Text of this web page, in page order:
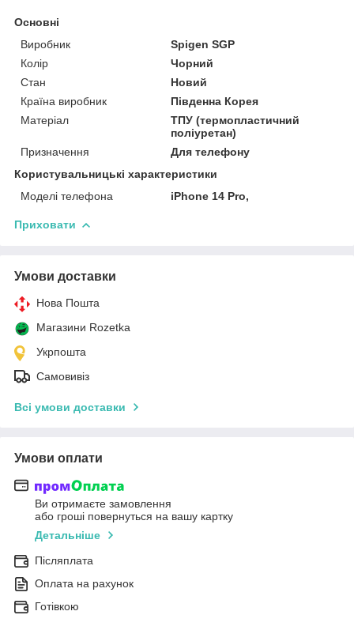
Основні
Виробник
Spigen SGP
Колір
Чорний
Стан
Новий
Країна виробник
Південна Корея
Матеріал
ТПУ (термопластичний
поліуретан)
Призначення
Для телефону
Користувальницькі характеристики
Моделі телефона
iPhone 14 Pro,
Приховати
Умови доставки
Нова Пошта
Магазини Rozetka
Укрпошта
Самовивіз
Всі умови доставки
Умови оплати
Ви отримаєте замовлення
або гроші повернуться на вашу картку
Детальніше
Післяплата
Оплата на рахунок
Готівкою